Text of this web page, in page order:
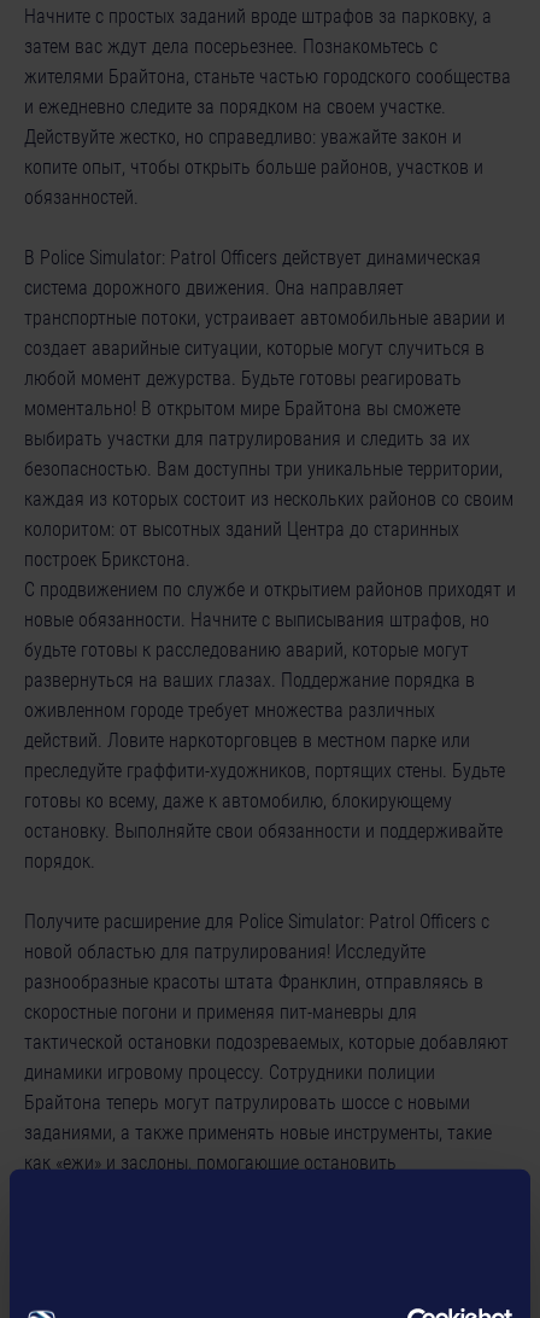
Начните с простых заданий вроде штрафов за парковку, а
затем вас ждут дела посерьезнее. Познакомьтесь с
жителями Брайтона, станьте частью городского сообщества
и ежедневно следите за порядком на своем участке.
Действуйте жестко, но справедливо: уважайте закон и
копите опыт, чтобы открыть больше районов, участков и
обязанностей.
В Police Simulator: Patrol Officers действует динамическая
система дорожного движения. Она направляет
транспортные потоки, устраивает автомобильные аварии и
создает аварийные ситуации, которые могут случиться в
любой момент дежурства. Будьте готовы реагировать
моментально! В открытом мире Брайтона вы сможете
выбирать участки для патрулирования и следить за их
безопасностью. Вам доступны три уникальные территории,
каждая из которых состоит из нескольких районов со своим
колоритом: от высотных зданий Центра до старинных
построек Брикстона.
С продвижением по службе и открытием районов приходят и
новые обязанности. Начните с выписывания штрафов, но
будьте готовы к расследованию аварий, которые могут
развернуться на ваших глазах. Поддержание порядка в
оживленном городе требует множества различных
действий. Ловите наркоторговцев в местном парке или
преследуйте граффити-художников, портящих стены. Будьте
готовы ко всему, даже к автомобилю, блокирующему
остановку. Выполняйте свои обязанности и поддерживайте
порядок.
Получите расширение для Police Simulator: Patrol Officers с
новой областью для патрулирования! Исследуйте
разнообразные красоты штата Франклин, отправляясь в
скоростные погони и применяя пит-маневры для
тактической остановки подозреваемых, которые добавляют
динамики игровому процессу. Сотрудники полиции
Брайтона теперь могут патрулировать шоссе с новыми
заданиями, а также применять новые инструменты, такие
как «ежи» и заслоны, помогающие остановить
Особенности